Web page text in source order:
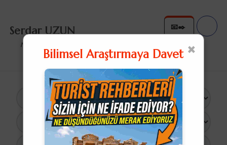
Serdar UZUN
Nullius in Verba
📧✒️
×
Bilimsel Araştırmaya Davet